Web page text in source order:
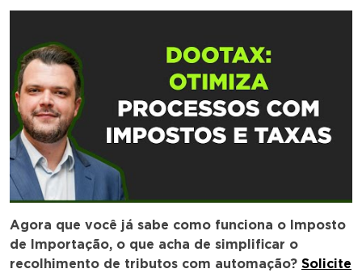
Agora que você já sabe como funciona o Imposto
de Importação, o que acha de simplificar o
recolhimento de tributos com automação? Solicite